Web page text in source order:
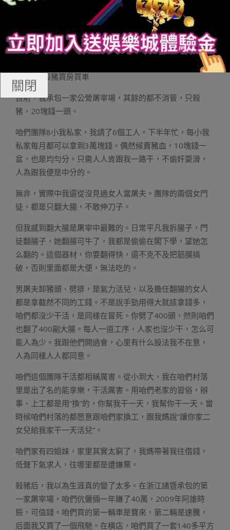
你了，真的良知過不往。
一個有時的機遇，有賣刀的老板說要跟我互助賣屠宰刀。
恰好在屠宰方面我比較業餘，跟我短視頻也吻合。本年直
播上去，我一共賣了三萬八千多把刀呢。
【4】靠殺豬買房買車
目前，我承包一家公營屠宰場，其餘的都不消管，只殺
豬，20塊錢一頭。
咱們團隊8小我私家，我請了6個工人。下半年忙，每小我
私家每月都可以拿到3萬塊錢。偶然候賣豬血，10塊錢一
盆，也是均勻分。只需人人肯跟我一路干，不偷奸耍滑，
人為跟我便是中分的。
無非，實際中我還從沒見過女人當屠夫。團隊的兩個女門
徒，都是只翻大腸，不敢伸刀子。
但我感到翻大腸是屠宰中最難的。日常平凡我拆腸子，門
徒翻腸子，她翻腸可牛了，我都是偷偷在閣下學，望她怎
么翻的。這個器材，你要翻得快，還不克不及把筋膜搞
破，否則里面都是大便，無法吃的。
男屠夫卸豬頭、劈排，是氣力活兒，以及擔任翻腸的女人
都是拿截然不同的工錢。不是說手勁用得大就該拿錢多，
咱們都沒少干活，是同樣在冒死。你劈了400頭，然則咱們
也翻了400副大腸。每人一道工序，人家也沒少干，怎么可
能人為少。我跟他們開過會，心里有什么設法我不在意，
人為同樣人人都同意。
咱們這個團隊干活都相稱厲害。從小到大，我在咱們村落
里是出了名的能享樂，干活厲害。用咱們老家的習俗，辦
事、上工都是用“換”的，你幫我干一天，我幫你干一天。當
時候咱們村落的都愿意跟咱們家換工，跟我媽說“讓你家二
女兒給我家干一天活兒”。
咱們家有四姐妹，家里其實太窮了，我媽帶著我往借錢，
低聲下氣求人，往哪里都是遭嫌棄。
殺豬后，我以為生涯真的變了太多。在浙江諸暨承包的第
一家屠宰場，咱們伉儷倆一年賺了40萬，2009年阿誰時
辰，可值錢。咱們買的第一輛車是寶來，第二輛是速騰，
后面我又買了一個飛馳。在橫店，咱們買了一套140多平方
關閉